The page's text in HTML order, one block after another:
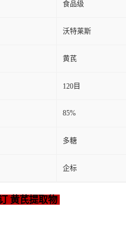
食品级
沃特莱斯
黄芪
120目
85%
多糖
企标
黄芪提取物